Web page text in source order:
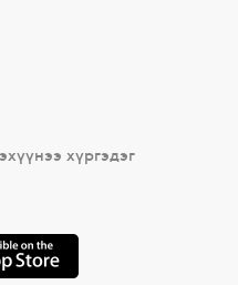
хүргэдэг